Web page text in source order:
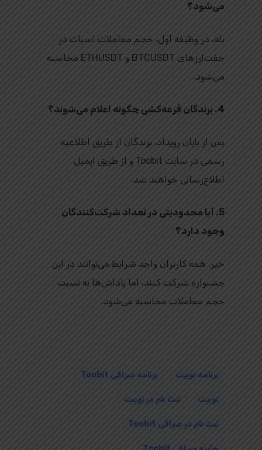
می‌شود؟
بله، در وظیفه اول، حجم معاملات اسپات در
جفت‌ارزهای BTCUSDT و ETHUSDT محاسبه
می‌شود.
4. برندگان قرعه‌کشی چگونه اعلام می‌شوند؟
پس از پایان رویداد، برندگان از طریق اطلاعیه
رسمی در سایت Toobit و از طریق ایمیل
اطلاع‌رسانی خواهند شد.
5. آیا محدودیتی در تعداد شرکت‌کنندگان
وجود دارد؟
خیر. همه کاربران واجد شرایط می‌توانند در این
جشنواره شرکت کنند، اما پاداش‌ها به نسبت
حجم معاملات محاسبه می‌شود.
برنامه توبیت برنامه صرافی Toobit
توبیت ثبت نام در توبیت
ثبت نام در صرافی Toobit